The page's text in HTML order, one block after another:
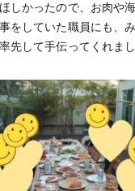
しかったので、お肉や
をしていた職員にも、
先して手伝ってくれまし